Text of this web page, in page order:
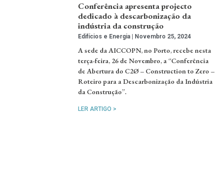
Conferência apresenta projecto
dedicado à descarbonização da
indústria da construção
Edifícios e Energia Novembro 25, 2024
A sede da AICCOPN, no Porto, recebe nesta
terça-feira, 26 de Novembro, a “Conferência
de Abertura do C2Ø – Construction to Zero –
Roteiro para a Descarbonização da Indústria
da Construção”.
LER ARTIGO >